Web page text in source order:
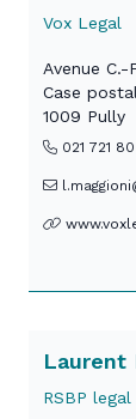
Vox Legal
Avenue C.-
Case
1009 Pully
021 721
Laurent
RSBP legal